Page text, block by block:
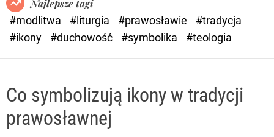
e
Najlepsze tagi
#modlitwa
#liturgia #prawosławie
#tradycja
#ikony
#duchowość #symbolika #teologia
Co symbolizują ikony w tradycji
prawosławnej